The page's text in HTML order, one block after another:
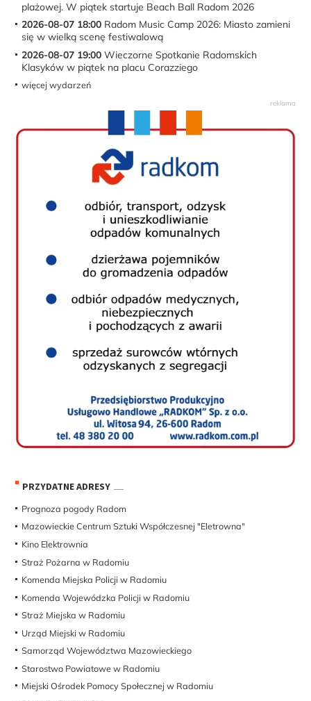
plażowej. W piątek startuje Beach Ball Radom 2026
2026-08-07 18:00 Radom Music Camp 2026: Miasto zamieni
się w wielką scenę festiwalową
2026-08-07 19:00 Wieczorne Spotkanie Radomskich
Klasyków w piątek na placu Corazziego
więcej wydarzeń
PRZYDATNE ADRESY
Prognoza pogody Radom
Mazowieckie Centrum Sztuki Współczesnej "Eletrowna"
Kino Elektrownia
Straż Pożarna w Radomiu
Komenda Miejska Policji w Radomiu
Komenda Wojewódzka Policji w Radomiu
Straż Miejska w Radomiu
Urząd Miejski w Radomiu
Samorząd Województwa Mazowieckiego
Starostwo Powiatowe w Radomiu
Miejski Ośrodek Pomocy Społecznej w Radomiu